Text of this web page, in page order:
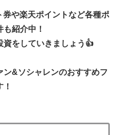
や楽天ポイントなど各種ポ
紹介中！
資をしていきましょう👍
&ソシャレンのおすすめフ